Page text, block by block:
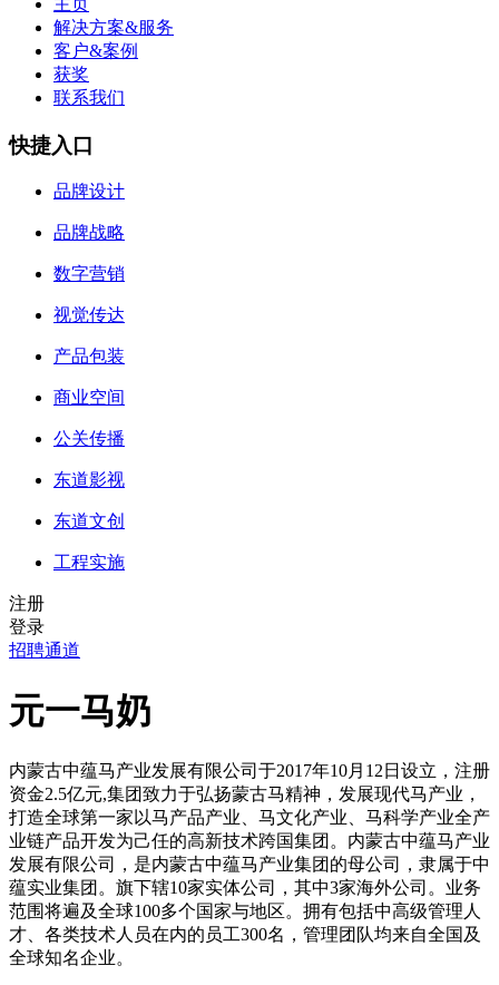
主页
解决方案&服务
客户&案例
获奖
联系我们
快捷入口
品牌设计
品牌战略
数字营销
视觉传达
产品包装
商业空间
公关传播
东道影视
东道文创
工程实施
注册
登录
招聘通道
元一马奶
内蒙古中蕴马产业发展有限公司于2017年10月12日设立，注册
资金2.5亿元,集团致力于弘扬蒙古马精神，发展现代马产业，
打造全球第一家以马产品产业、马文化产业、马科学产业全产
业链产品开发为己任的高新技术跨国集团。内蒙古中蕴马产业
发展有限公司，是内蒙古中蕴马产业集团的母公司，隶属于中
蕴实业集团。旗下辖10家实体公司，其中3家海外公司。业务
范围将遍及全球100多个国家与地区。拥有包括中高级管理人
才、各类技术人员在内的员工300名，管理团队均来自全国及
全球知名企业。